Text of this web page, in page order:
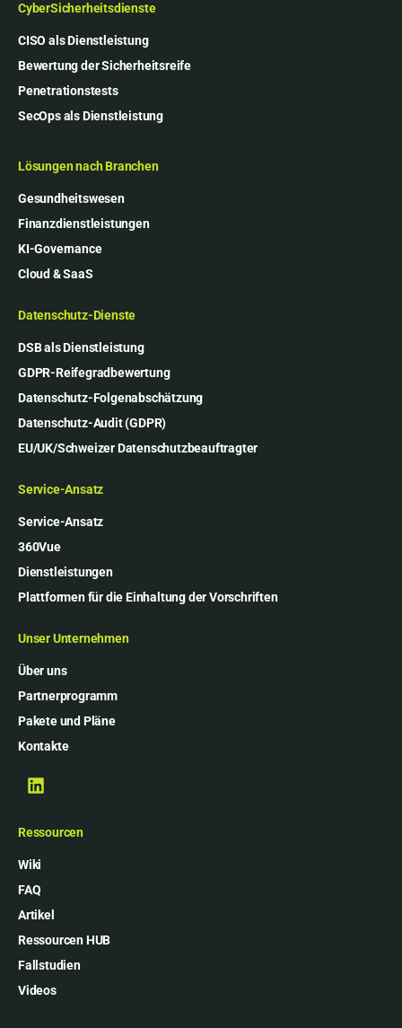
CyberSicherheitsdienste
CISO als Dienstleistung
Bewertung der Sicherheitsreife
Penetrationstests
SecOps als Dienstleistung
Lösungen nach Branchen
Gesundheitswesen
Finanzdienstleistungen
KI-Governance
Cloud & SaaS
Datenschutz-Dienste
DSB als Dienstleistung
GDPR-Reifegradbewertung
Datenschutz-Folgenabschätzung
Datenschutz-Audit (GDPR)
EU/UK/Schweizer Datenschutzbeauftragter
Service-Ansatz
Service-Ansatz
360Vue
Dienstleistungen
Plattformen für die Einhaltung der Vorschriften
Unser Unternehmen
Über uns
Partnerprogramm
Pakete und Pläne
Kontakte
Ressourcen
Wiki
FAQ
Artikel
Ressourcen HUB
Fallstudien
Videos